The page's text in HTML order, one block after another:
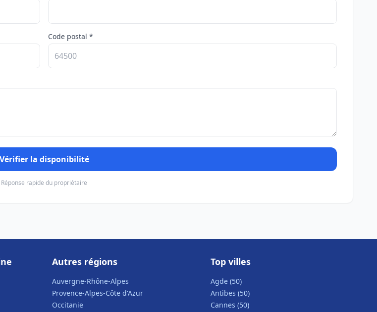
Code postal *
Vérifier la disponibilité
Réponse rapide du propriétaire
Autres régions
Auvergne-Rhône-Alpes
Provence-Alpes-Côte d'Azur
Occitanie
Top villes
Agde (50)
Antibes (50)
Cannes (50)